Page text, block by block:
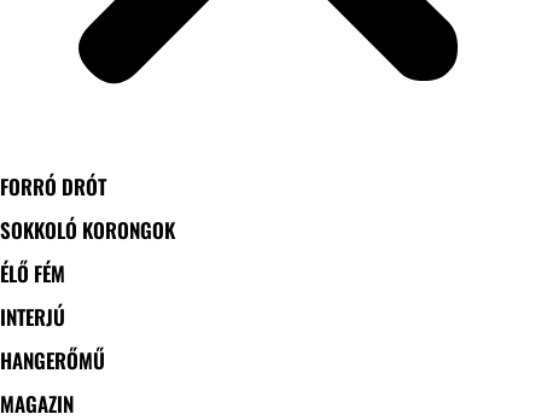
FORRÓ DRÓT
SOKKOLÓ KORONGOK
ÉLŐ FÉM
INTERJÚ
HANGERŐMŰ
MAGAZIN